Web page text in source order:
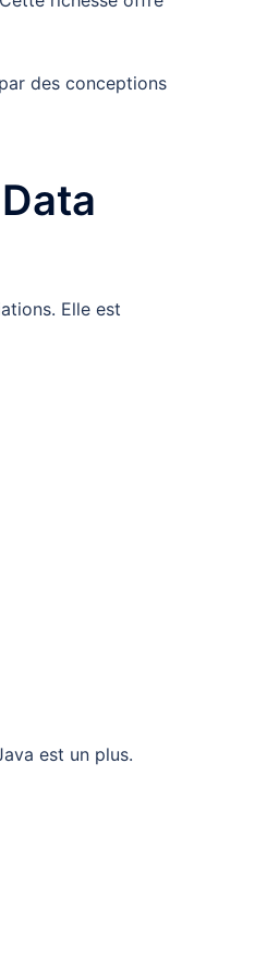
des conceptions
Elle est
est un plus.